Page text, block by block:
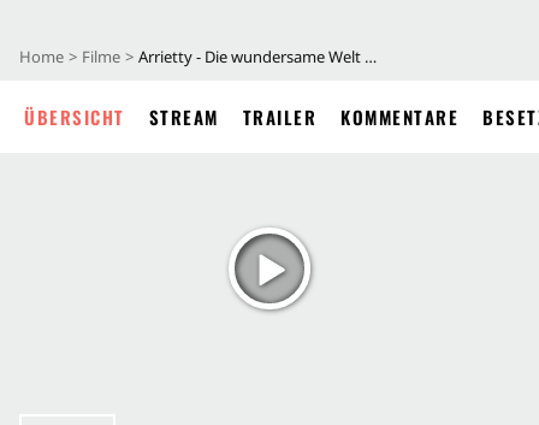
Home Filme Arrietty - Die wundersame Welt der Borger
ÜBERSICHT STREAM TRAILER KOMMENTARE